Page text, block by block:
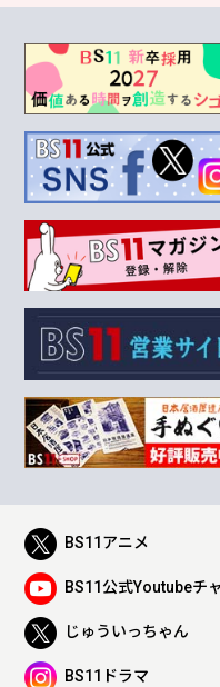
BS11アニメ
BS11公式Youtubeチ
じゅういっちゃん
BS11ドラマ